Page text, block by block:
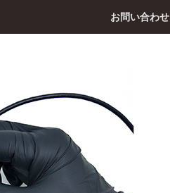
お問い合わせ